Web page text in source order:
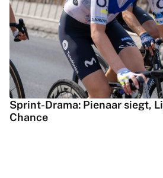
Sprint-Drama: Pienaar siegt,
Chance